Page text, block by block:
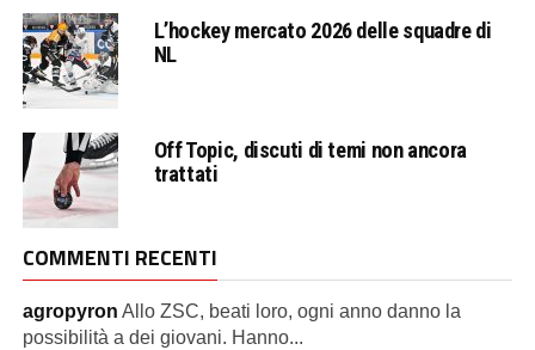
L’hockey mercato 2026 delle squadre di
NL
Off Topic, discuti di temi non ancora
trattati
COMMENTI RECENTI
agropyron Allo ZSC, beati loro, ogni anno danno la
possibilità a dei giovani. Hanno...